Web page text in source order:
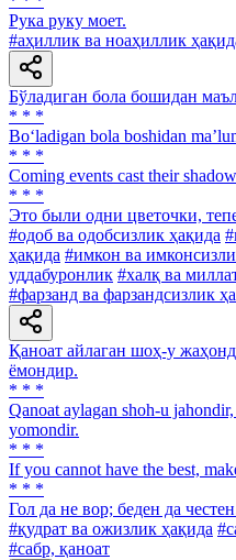
Рука руку моет.
#аҳиллик ва ноаҳиллик
Бўладиган бола бошидан
* * *
Bo‘ladigan bola boshidan
* * *
Coming events cast their
* * *
Это были одни цветочки,
#одоб ва одобсизлик ҳақида
ҳақида #имкон ва
уддабуронлик #халқ ва
#фарзанд ва фарзандсизлик
Қаноат айлаган шоҳ-у
ёмондир.
* * *
Qanoat aylagan shoh-u
yomondir.
* * *
If you cannot have the best,
* * *
Гол да не вор; беден да
#қудрат ва ожизлик ҳақида
#сабр, қаноат